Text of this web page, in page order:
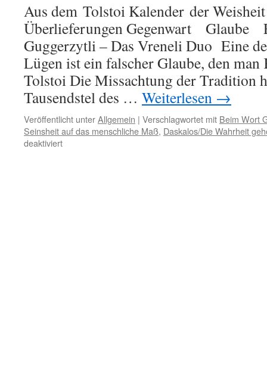
Aus dem Tolstoi Kalender der
Überlieferungen Gegenwart
Guggerzytli – Das Vreneli Duo Eine
Lügen ist ein falscher Glaube, den
Tolstoi Die Missachtung der Tradition
Tausendstel des … Weiterlesen →
Veröffentlicht unterAllgemein | Verschlagwortet mit Beim Wort
Seinsheit auf das menschliche Maß, Daskalos/Die Wahrheit
deaktiviertfür